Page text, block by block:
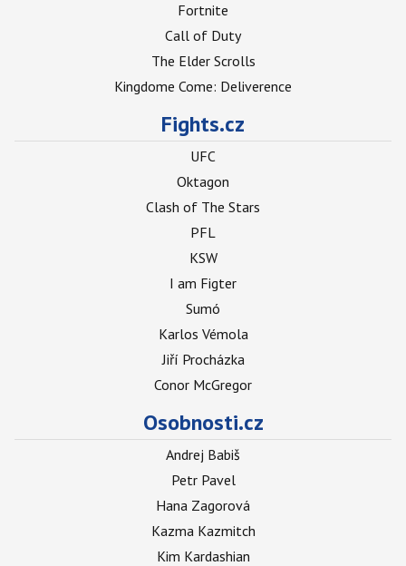
Fortnite
Call of Duty
The Elder Scrolls
Kingdome Come: Deliverence
Fights.cz
UFC
Oktagon
Clash of The Stars
PFL
KSW
I am Figter
Sumó
Karlos Vémola
Jiří Procházka
Conor McGregor
Osobnosti.cz
Andrej Babiš
Petr Pavel
Hana Zagorová
Kazma Kazmitch
Kim Kardashian